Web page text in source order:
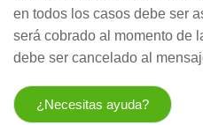
en todos los casos debe ser
será cobrado al momento de
debe ser cancelado al
¿Necesitas ayuda?